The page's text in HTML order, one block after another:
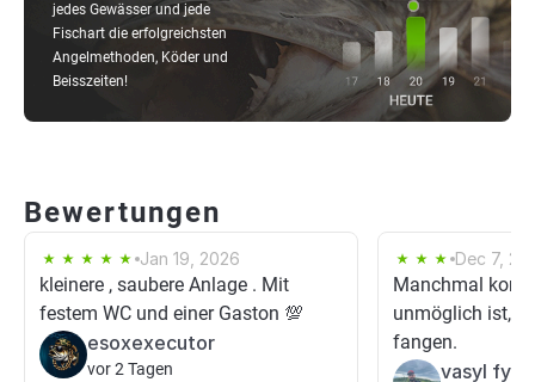
jedes Gewässer und jede
Fischart die erfolgreichsten
Angelmethoden, Köder und
Beisszeiten!
Bewertungen
Jan 19, 2026
kleinere , saubere Anlage . Mit
festem WC und einer Gaston 💯
esoxexecutor
vor 2 Tagen
Dec 7,
Manchmal
unmöglich ist,
fangen.
vasyl